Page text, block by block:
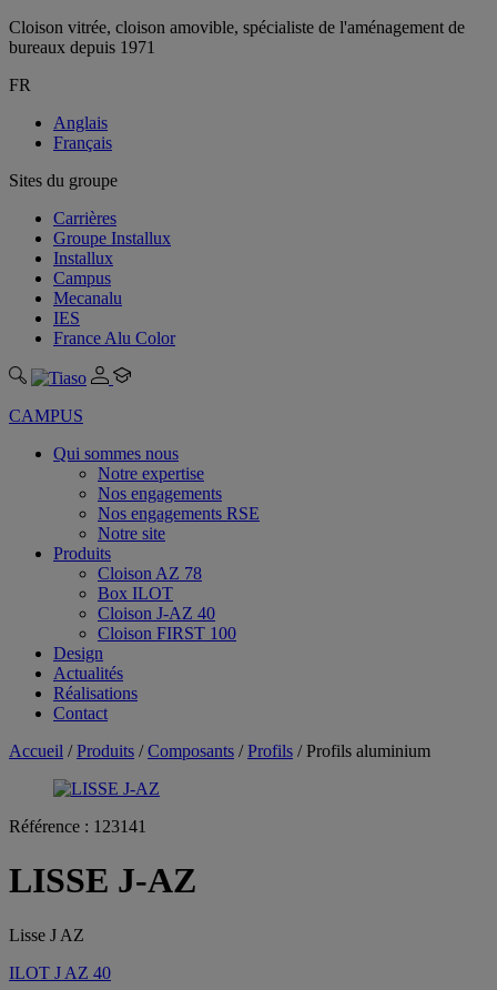
Cloison vitrée, cloison amovible, spécialiste de l'aménagement de
bureaux depuis 1971
FR
Anglais
Français
Sites du groupe
Carrières
Groupe Installux
Installux
Campus
Mecanalu
IES
France Alu Color
CAMPUS
Qui sommes nous
Notre expertise
Nos engagements
Nos engagements RSE
Notre site
Produits
Cloison AZ 78
Box ILOT
Cloison J-AZ 40
Cloison FIRST 100
Design
Actualités
Réalisations
Contact
Accueil /Produits /Composants /Profils / Profils aluminium
Référence : 123141
LISSE J-AZ
Lisse J AZ
ILOT J AZ 40